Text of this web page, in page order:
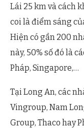
Lái 25 km và cách
coi là điểm sáng
Hiện có gần 200
này, 50% số đó là
Pháp, Singapore,…
Tại Long An, các
Vingroup, Nam
Group, Thaco hay